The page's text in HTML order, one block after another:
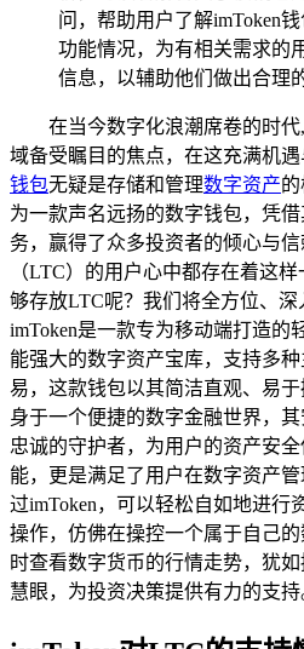
问，帮助用户了解imToken
功能情况，为有相关需求的
信息，以辅助他们做出合理
在当今数字化浪潮席卷的时
域备受瞩目的焦点，在这充满机遇
钱包无疑是存储和管理数字资产
为一款声名远扬的数字钱包，凭
务，赢得了众多投资者的倾心与
（LTC）的用户心中都存在着这
够存放LTC呢？我们将全方位、深
imToken是一款专为移动端打造的
能强大的数字资产宝库，支持多
易，这款钱包以其简洁直观、易
身于一个便捷的数字金融世界，
忠诚的守护者，为用户的资产安
能，更是满足了用户在数字资产
过imToken，可以轻松自如地进行
操作，仿佛在操控一个属于自己
时查看数字货币的行情走势，犹
慧眼，为投资决策提供有力的支持